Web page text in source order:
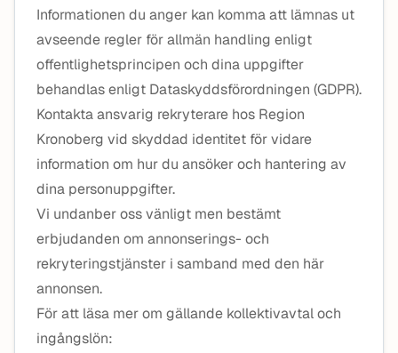
Informationen du anger kan komma att lämnas ut
avseende regler för allmän handling enligt
offentlighetsprincipen och dina uppgifter
behandlas enligt Dataskyddsförordningen (GDPR).
Kontakta ansvarig rekryterare hos Region
Kronoberg vid skyddad identitet för vidare
information om hur du ansöker och hantering av
dina personuppgifter.
Vi undanber oss vänligt men bestämt
erbjudanden om annonserings- och
rekryteringstjänster i samband med den här
annonsen.
För att läsa mer om gällande kollektivavtal och
ingångslön: